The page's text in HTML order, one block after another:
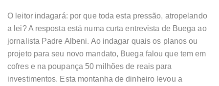
O leitor indagará: por que toda esta pressão, atropelando
a lei? A resposta está numa curta entrevista de Buega ao
jornalista Padre Albeni. Ao indagar quais os planos ou
projeto para seu novo mandato, Buega falou que tem em
cofres e na poupança 50 milhões de reais para
investimentos. Esta montanha de dinheiro levou a